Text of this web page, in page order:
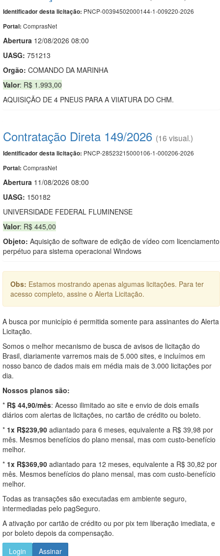
Identificador desta licitação: PNCP-00394502000144-1-009220-2026
Portal: ComprasNet
Abertura 12/08/2026 08:00
UASG: 751213
Orgão: COMANDO DA MARINHA
Valor: R$ 1.993,00
AQUISIÇÃO DE 4 PNEUS PARA A VIIATURA DO CHM.
Contratação Direta 149/2026 (16 visual.)
Identificador desta licitação: PNCP-28523215000106-1-000206-2026
Portal: ComprasNet
Abertura 11/08/2026 08:00
UASG: 150182
UNIVERSIDADE FEDERAL FLUMINENSE
Valor: R$ 445,00
Objeto: Aquisição de software de edição de vídeo com licenciamento
perpétuo para sistema operacional Windows
Obs: Estamos mostrando apenas algumas licitações. Para ter
acesso completo, assine o Alerta Licitação.
A busca por município é permitida somente para assinantes do Alerta
Licitação.
Somos o melhor mecanismo de busca de avisos de licitação do
Brasil, diariamente varremos mais de 5.000 sites, e incluímos em
nosso banco de dados mais em média mais de 3.000 licitações por
dia.
Nossos planos são:
* R$ 44,90/mês: Acesso ilimitado ao site e envio de dois emails
diários com alertas de licitações, no cartão de crédito ou boleto.
* 1x R$239,90 adiantado para 6 meses, equivalente a R$ 39,98 por
mês. Mesmos benefícios do plano mensal, mas com custo-benefício
melhor.
* 1x R$369,90 adiantado para 12 meses, equivalente a R$ 30,82 por
mês. Mesmos benefícios do plano mensal, mas com custo-benefício
melhor.
Todas as transações são executadas em ambiente seguro,
intermediadas pelo pagSeguro.
A ativação por cartão de crédito ou por pix tem liberação imediata, e
por boleto depois da compensação.
Login
Assinar